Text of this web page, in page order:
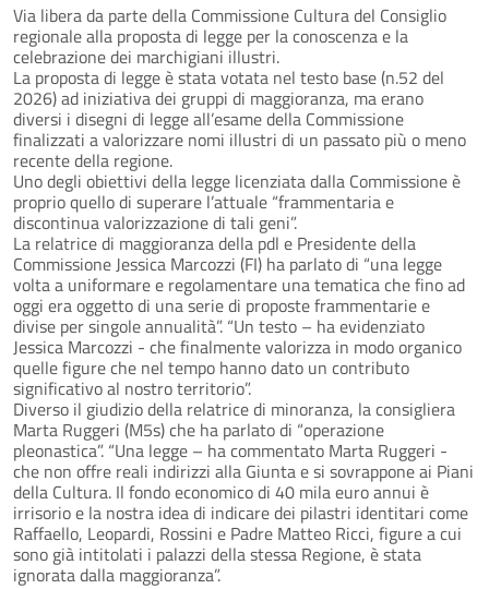
Via libera da parte della Commissione Cultura del Consiglio
regionale alla proposta di legge per la conoscenza e la
celebrazione dei marchigiani illustri.
La proposta di legge è stata votata nel testo base (n.52 del
2026) ad iniziativa dei gruppi di maggioranza, ma erano
diversi i disegni di legge all’esame della Commissione
finalizzati a valorizzare nomi illustri di un passato più o meno
recente della regione.
Uno degli obiettivi della legge licenziata dalla Commissione è
proprio quello di superare l’attuale “frammentaria e
discontinua valorizzazione di tali geni”.
La relatrice di maggioranza della pdl e Presidente della
Commissione Jessica Marcozzi (FI) ha parlato di “una legge
volta a uniformare e regolamentare una tematica che fino ad
oggi era oggetto di una serie di proposte frammentarie e
divise per singole annualità”. “Un testo – ha evidenziato
Jessica Marcozzi - che finalmente valorizza in modo organico
quelle figure che nel tempo hanno dato un contributo
significativo al nostro territorio”.
Diverso il giudizio della relatrice di minoranza, la consigliera
Marta Ruggeri (M5s) che ha parlato di “operazione
pleonastica”. “Una legge – ha commentato Marta Ruggeri -
che non offre reali indirizzi alla Giunta e si sovrappone ai Piani
della Cultura. Il fondo economico di 40 mila euro annui è
irrisorio e la nostra idea di indicare dei pilastri identitari come
Raffaello, Leopardi, Rossini e Padre Matteo Ricci, figure a cui
sono già intitolati i palazzi della stessa Regione, è stata
ignorata dalla maggioranza”.